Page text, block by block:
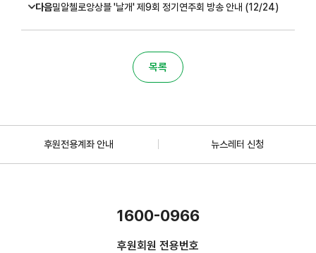
다음밀알첼로앙상블 '날개' 제9회 정기연주회 방송 안내 (12/24)
목록
후원전용계좌 안내 뉴스레터 신청
1600-0966
후원회원 전용번호